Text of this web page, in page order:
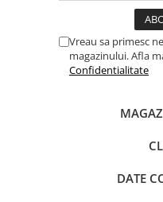
Vreau sa primesc
magazinului. Afla
Confidentialitate
DATE